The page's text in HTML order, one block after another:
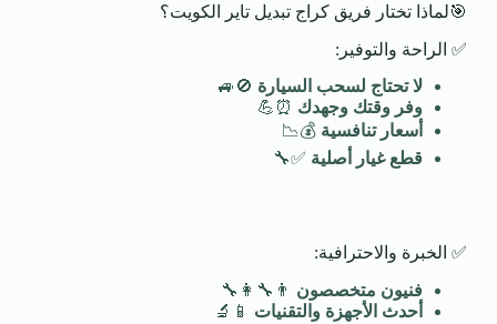
🎯لماذا تختار فريق كراج تبديل تاير الكويت؟
✅ الراحة والتوفير:
لا تحتاج لسحب السيارة 🚫🚙
وفر وقتك وجهدك ⏰💪
أسعار تنافسية 💰📉
قطع غيار أصلية ✅🔧
✅ الخبرة والاحترافية:
فنيون متخصصون 👨‍🔧👩‍🔧
أحدث الأجهزة والتقنيات 📱🔬